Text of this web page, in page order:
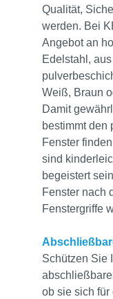
Qualität,
werden. Bei
Angebot an
Edelstahl,
Weiß, Braun
Damit
bestimmt den
Fenster
sind
begeistert
Fenster nach
Fenstergriffe
Schützen Sie
ob sie sich für